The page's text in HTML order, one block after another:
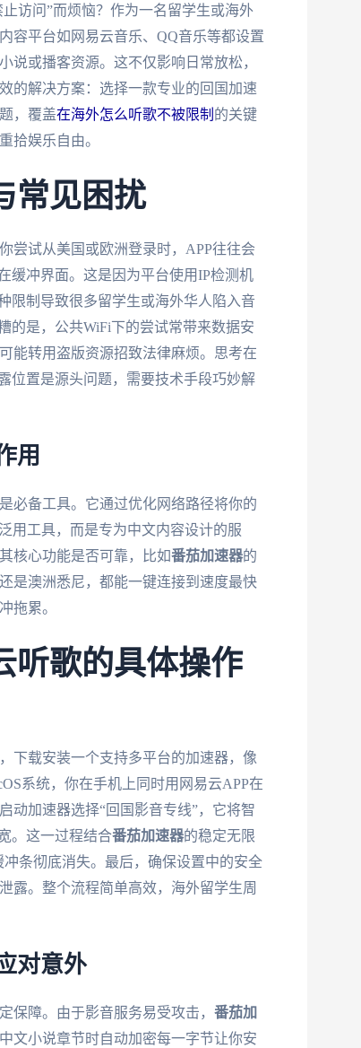
访问”而烦恼？作为一名留学生或海外
容平台如网易云音乐、QQ音乐等都设置
说或播客资源。这不仅影响日常放松，
的解决方案：选择一款专业的回国加速
，覆盖在海外怎么听歌不被限制 的关键
拾娱乐自由。
常见困扰
尝试从美国或欧洲登录时，APP往往会
缓冲界面。这是因为平台使用IP检测机
限制导致很多留学生或海外华人陷入音
的是，公共WiFi下的尝试常带来数据安
能转用盗版资源招致法律麻烦。思考在
位置是源头问题，需要技术手段巧妙解
用
必备工具。它通过优化网络路径将你的
用工具，而是专为中文内容设计的服
核心功能是否可靠，比如番茄加速器的
是澳洲悉尼，都能一键连接到速度最快
拖累。
听歌的具体操作
下载安装一个支持多平台的加速器，像
系统，你在手机上同时用网易云APP在
动加速器选择“回国影音专线”，它将智
。这一过程结合番茄加速器的稳定无限
条彻底消失。最后，确保设置中的安全
露。整个流程简单高效，海外留学生周
对意外
保障。由于影音服务易受攻击， 番茄加
文小说章节时自动加密每一字节让你安